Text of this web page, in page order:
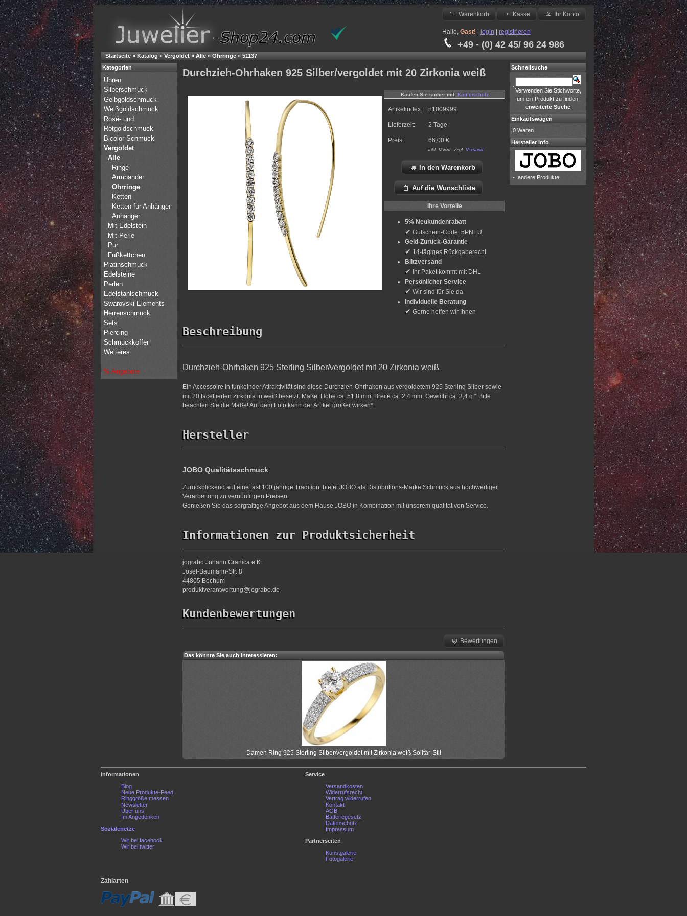
Warenkorb Kasse Ihr Konto
Hallo, Gast! login registrieren
+49 - (0) 42 45/ 96 24 986
Startseite » Katalog » Vergoldet » Alle » Ohrringe » 51137
Durchzieh-Ohrhaken 925 Silber/vergoldet mit 20 Zirkonia weiß
Kaufen Sie sicher mit: Käuferschutz
Artikelindex: n1009999
Lieferzeit: 2 Tage
Preis: 66,00 €
inkl. MwSt. zzgl. Versand
In den Warenkorb
Auf die Wunschliste
Ihre Vorteile
5% Neukundenrabatt
✔ Gutschein-Code: 5PNEU
Geld-Zurück-Garantie
✔ 14-tägiges Rückgaberecht
Blitzversand
✔
Ihr Paket kommt mit DHL
Persönlicher Service
✔ Wir sind für Sie da
Individuelle Beratung
✔ Gerne helfen wir Ihnen
Beschreibung
Durchzieh-Ohrhaken 925 Sterling Silber/vergoldet mit 20 Zirkonia weiß
Ein Accessoire in funkelnder Attraktivität sind diese Durchzieh-Ohrhaken aus vergoldetem 925 Sterling Silber sowie
mit 20 facettierten Zirkonia in weiß besetzt. Maße: Höhe ca. 51,8 mm, Breite ca. 2,4 mm, Gewicht ca. 3,4 g * Bitte
beachten Sie die Maße! Auf dem Foto kann der Artikel größer wirken*.
Hersteller
JOBO Qualitätsschmuck
Zurückblickend auf eine fast 100 jährige Tradition, bietet JOBO als Distributions-Marke Schmuck aus hochwertiger
Verarbeitung zu vernünfitigen Preisen.
Genießen Sie das sorgfältige Angebot aus dem Hause JOBO in Kombination mit unserem qualitativen Service.
Informationen zur Produktsicherheit
jograbo Johann Granica e.K.
Josef-Baumann-Str. 8
44805 Bochum
produktverantwortung@jograbo.de
Kundenbewertungen
Bewertungen
Das könnte Sie auch interessieren:
Damen Ring 925 Sterling Silber/vergoldet mit Zirkonia weiß Solitär-Stil
Kategorien
Uhren
Silberschmuck
Gelbgoldschmuck
Weißgoldschmuck
Rosé- und
Rotgoldschmuck
Bicolor Schmuck
Vergoldet
Alle
Ringe
Armbänder
Ohrringe
Ketten
Ketten für Anhänger
Anhänger
Mit Edelstein
Mit Perle
Pur
Fußkettchen
Platinschmuck
Edelsteine
Perlen
Edelstahlschmuck
Swarovski Elements
Herrenschmuck
Sets
Piercing
Schmuckkoffer
Weiteres
% Angebote
Schnellsuche
Verwenden Sie Stichworte,
um ein Produkt zu finden.
erweiterte Suche
Einkaufswagen
0 Waren
Hersteller Info
- andere Produkte
Informationen
Blog
Neue Produkte-Feed
Ringgröße messen
Newsletter
Über uns
Im Angedenken
Sozialenetze
Wir bei facebook
Wir bei twitter
Service
Versandkosten
Widerrufsrecht
Vertrag widerrufen
Kontakt
AGB
Batteriegesetz
Datenschutz
Impressum
Partnerseiten
Kunstgalerie
Fotogalerie
Zahlarten